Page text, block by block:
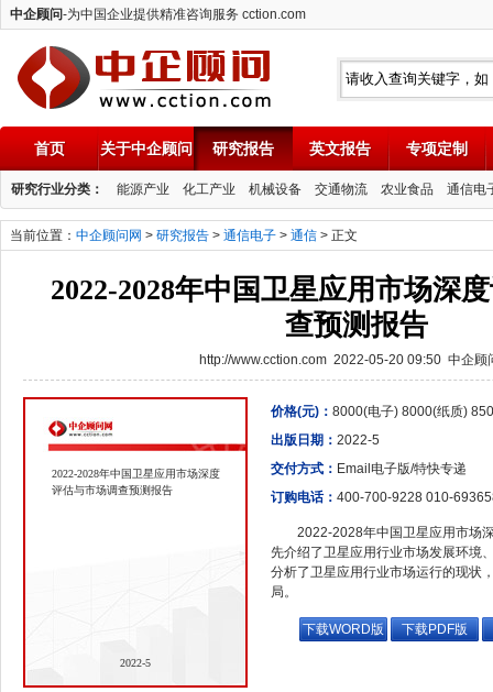
中企顾问-为中国企业提供精准咨询服务 cction.com
中企顾问
首页 关于中企顾问 研究报告 英文报告 专项定制
研究行业分类： 能源产业 化工产业 机械设备 交通物流 农业食品 通信电
当前位置： 中企顾问网 > 研究报告 > 通信电子 > 通信 > 正文
2022-2028年中国卫星应用市场深
查预测报告
http://www.cction.com 2022-05-20 09:50 中企顾
2022-2028年中国卫星应用市场深度
评估与市场调查预测报告
2022-5
价格(元)： 8000(电子) 8000(纸质)
出版日期： 2022-5
交付方式： Email电子版/特快专递
订购电话： 400-700-9228 010-
2022-2028年中国卫星应用市场
先介绍了卫星应用行业市场发展环境
分析了卫星应用行业市场运行的现状
局。
下载WORD版 下载PDF版